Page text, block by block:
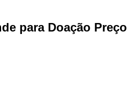
para Doação Preço